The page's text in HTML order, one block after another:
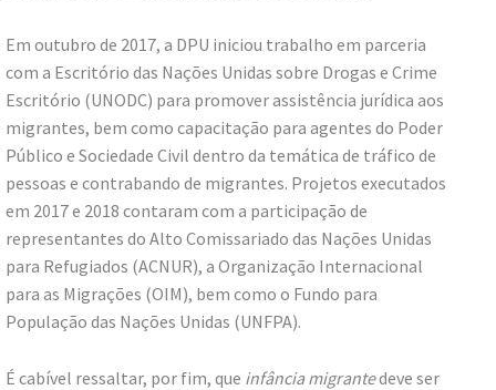
Em outubro de 2017, a DPU iniciou trabalho em parceria
com a Escritório das Nações Unidas sobre Drogas e Crime
Escritório (UNODC) para promover assistência jurídica aos
migrantes, bem como capacitação para agentes do Poder
Público e Sociedade Civil dentro da temática de tráfico de
pessoas e contrabando de migrantes. Projetos executados
em 2017 e 2018 contaram com a participação de
representantes do Alto Comissariado das Nações Unidas
para Refugiados (ACNUR), a Organização Internacional
para as Migrações (OIM), bem como o Fundo para
População das Nações Unidas (UNFPA).
É cabível ressaltar, por fim, que infância migrantedeve ser